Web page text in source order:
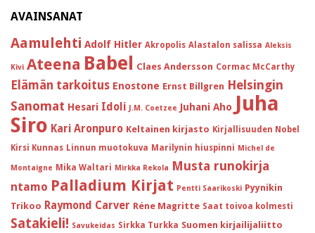
AVAINSANAT
Aamulehti Adolf Hitler Akropolis Alastalon salissa Aleksis
Kivi Ateena Babel Claes Andersson Cormac McCarthy
Elämän tarkoitus Enostone Ernst Billgren Helsingin
Sanomat Hesari Idoli J.M. Coetzee Juhani Aho Juha
Siro Kari Aronpuro Keltainen kirjasto Kirjallisuuden Nobel
Kirsi Kunnas Linnun muotokuva Marilynin hiuspinni Michel de
Montaigne Mika Waltari Mirkka Rekola Musta runokirja
ntamo Palladium Kirjat Pentti Saarikoski Pyynikin
Trikoo Raymond Carver Réne Magritte Saat toivoa kolmesti
Satakieli! Savukeidas Sirkka Turkka Suomen kirjailijaliitto